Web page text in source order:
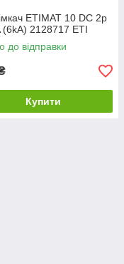
ETIMAT 10 DC 2p
(6kA) 2128717 ETI
до відправки
Купити